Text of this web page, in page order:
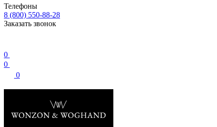
Телефоны
8 (800) 550-88-28
Заказать звонок
0
0
0